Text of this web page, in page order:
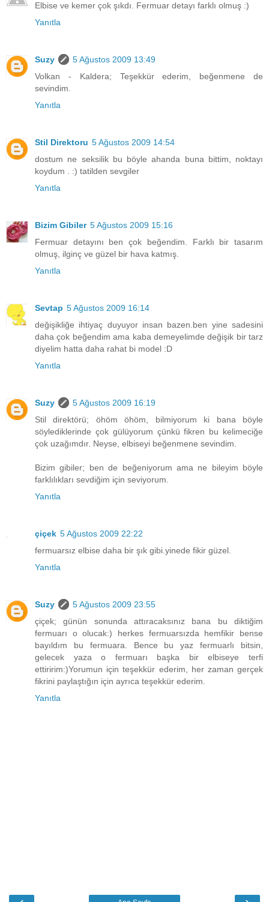
Elbise ve kemer çok şıkdı. Fermuar detayı farklı olmuş :)
Yanıtla
Suzy
5 Ağustos 2009 13:49
Volkan - Kaldera; Teşekkür ederim, beğenmene de
sevindim.
Yanıtla
Stil Direktoru 5 Ağustos 2009 14:54
dostum ne seksilik bu böyle ahanda buna bittim, noktayı
koydum . :) tatilden sevgiler
Yanıtla
Bizim Gibiler 5 Ağustos 2009 15:16
Fermuar detayını ben çok beğendim. Farklı bir tasarım
olmuş, ilginç ve güzel bir hava katmış.
Yanıtla
Sevtap 5 Ağustos 2009 16:14
değişikliğe ihtiyaç duyuyor insan bazen.ben yine sadesini
daha çok beğendim ama kaba demeyelimde değişik bir tarz
diyelim hatta daha rahat bi model :D
Yanıtla
Suzy
5 Ağustos 2009 16:19
Stil direktörü; öhöm öhöm, bilmiyorum ki bana böyle
söylediklerinde çok gülüyorum çünkü fikren bu kelimeciğe
çok uzağımdır. Neyse, elbiseyi beğenmene sevindim.
Bizim gibiler; ben de beğeniyorum ama ne bileyim böyle
farklılıkları sevdiğim için seviyorum.
Yanıtla
çiçek 5 Ağustos 2009 22:22
fermuarsız elbise daha bir şık gibi.yinede fikir güzel.
Yanıtla
Suzy
5 Ağustos 2009 23:55
çiçek; günün sonunda attıracaksınız bana bu diktiğim
fermuarı o olucak:) herkes fermuarsızda hemfikir bense
bayıldım bu fermuara. Bence bu yaz fermuarlı bitsin,
gelecek yaza o fermuarı başka bir elbiseye terfi
ettiririm:)Yorumun için teşekkür ederim, her zaman gerçek
fikrini paylaştığın için ayrıca teşekkür ederim.
Yanıtla